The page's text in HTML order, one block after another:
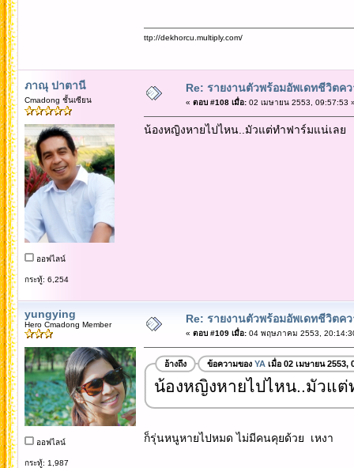
ttp://dekhorcu.multiply.com/
ภาณุ ปาตานี
Cmadong ชั้นเซียน
ออฟไลน์
กระทู้: 6,254
Re: รายงานตัวพร้อมอัพเดทชีวิตค
« ตอบ #108 เมื่อ:02 เมษายน 2553, 09:57:53
น้องหญิงหายไปไหน..มัวแต่ทำฟาร์มแน่เลย
yungying
Hero Cmadong Member
ออฟไลน์
กระทู้: 1,987
Re: รายงานตัวพร้อมอัพเดทชีวิตค
« ตอบ #109 เมื่อ:04 พฤษภาคม 2553,
อ้างถึง ข้อความของ YAเมื่อ 02 เมษายน 2553,
น้องหญิงหายไปไหน..มัวแต่
ก็รุ่นหนูหายไปหมด ไม่มีคนคุยด้วย เหงา